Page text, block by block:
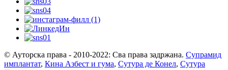
© Ауторска права - 2010-2022: Сва права задржана. Супрамид
имплантат, Кина Азбест и гума, Сутура де Конел, Сутура